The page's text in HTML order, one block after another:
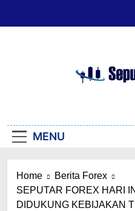
MENU
Home
Berita Forex
SEPUTAR FOREX HARI
DIDUKUNG KEBIJAKAN